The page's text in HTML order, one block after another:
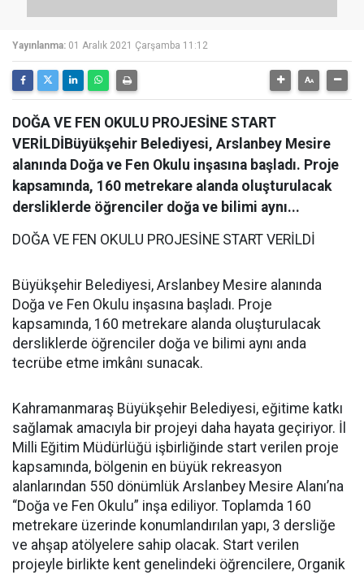
Yayınlanma: 01 Aralık 2021 Çarşamba 11:12
DOĞA VE FEN OKULU PROJESİNE START
VERİLDİBüyükşehir Belediyesi, Arslanbey Mesire
alanında Doğa ve Fen Okulu inşasına başladı. Proje
kapsamında, 160 metrekare alanda oluşturulacak
dersliklerde öğrenciler doğa ve bilimi aynı...
DOĞA VE FEN OKULU PROJESİNE START VERİLDİ
Büyükşehir Belediyesi, Arslanbey Mesire alanında
Doğa ve Fen Okulu inşasına başladı. Proje
kapsamında, 160 metrekare alanda oluşturulacak
dersliklerde öğrenciler doğa ve bilimi aynı anda
tecrübe etme imkânı sunacak.
Kahramanmaraş Büyükşehir Belediyesi, eğitime katkı
sağlamak amacıyla bir projeyi daha hayata geçiriyor. İl
Milli Eğitim Müdürlüğü işbirliğinde start verilen proje
kapsamında, bölgenin en büyük rekreasyon
alanlarından 550 dönümlük Arslanbey Mesire Alanı’na
“Doğa ve Fen Okulu” inşa ediliyor. Toplamda 160
metrekare üzerinde konumlandırılan yapı, 3 dersliğe
ve ahşap atölyelere sahip olacak. Start verilen
projeyle birlikte kent genelindeki öğrencilere, Organik